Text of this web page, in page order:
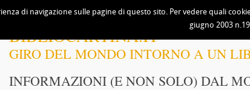
BIBLIOCARTINA.IT
GIRO DEL MONDO INTORNO A UN
INFORMAZIONI (E NON SOLO) DAL
di navigazione sulle pagine di questo sito. Per vedere quali
giugno 2003